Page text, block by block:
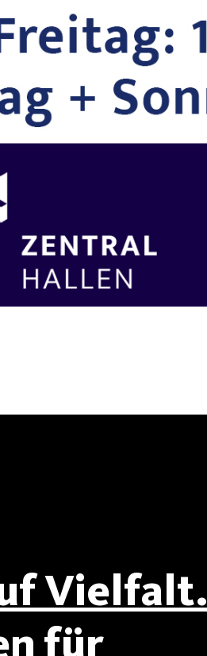
Vielfalt.
für